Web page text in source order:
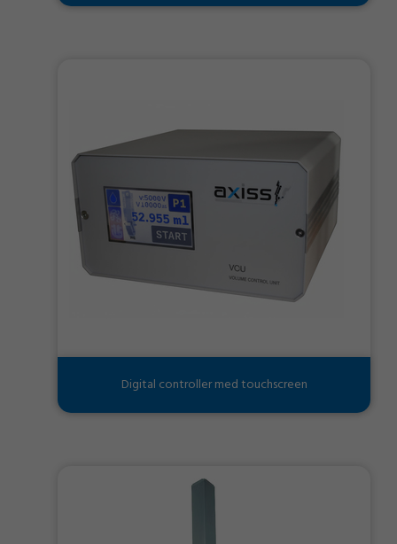
Digital controller med touchscreen